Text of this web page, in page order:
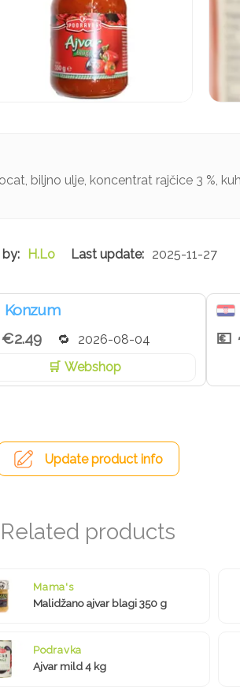
biljno ulje, koncentrat rajčice 3 %,
H.Lo 2025-11-27
Konzum
€2.49
2026-08-04
Webshop
Update product info
Mama's
Malidžano ajvar blagi 350 g
Podravka
Ajvar mild 4 kg